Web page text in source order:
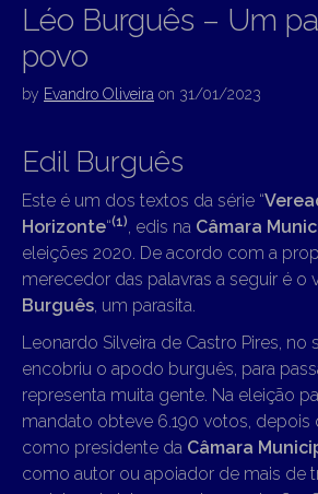
Léo Burguês – Um
povo
by Evandro Oliveira on 31/01/2023
Edil Burguês
Este é um dos textos da série “
Horizonte“(1) , edis na Câmara
eleições 2020. De acordo com a
merecedor das palavras a seguir é o
Burguês , um parasita.
Leonardo Silveira de Castro Pires, no
encobriu o apodo burguês, para
representa muita gente. Na eleição
mandato obteve 6.190 votos, depois
como presidente da Câmara
como autor ou apoiador de mais de